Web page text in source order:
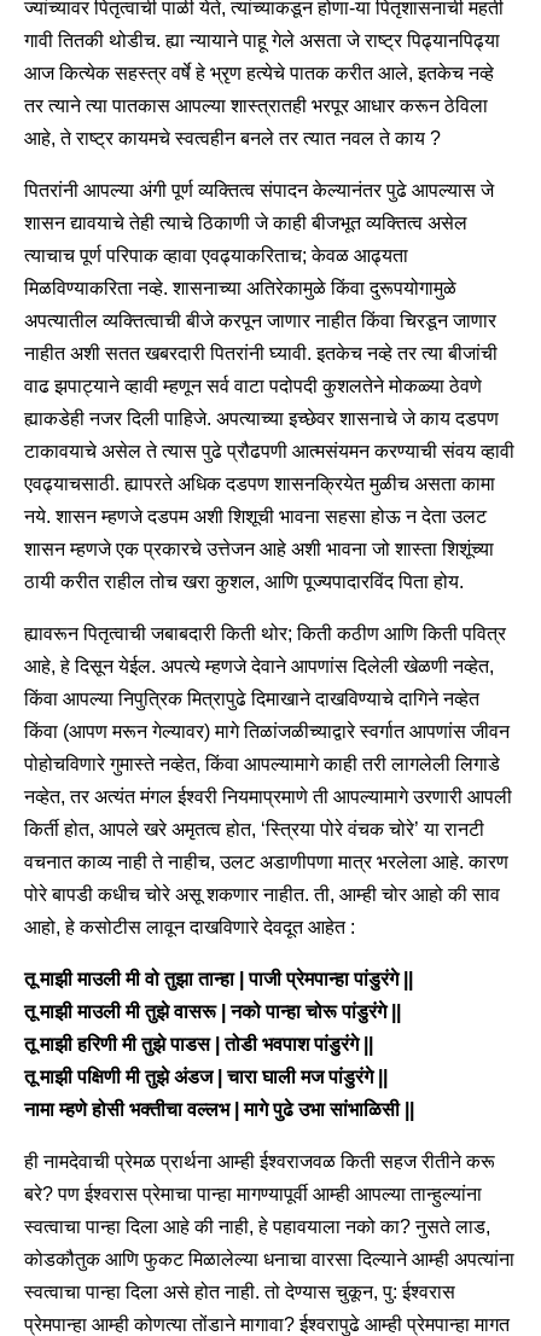
ज्यांच्यावर पितृत्वाची पाळी येते, त्यांच्याकडून होणा-या पितृशासनाची महती
गावी तितकी थोडीच. ह्या न्यायाने पाहू गेले असता जे राष्ट्र पिढ्यानपिढ्या
आज कित्येक सहस्त्र वर्षे हे भ्रृण हत्येचे पातक करीत आले, इतकेच नव्हे
तर त्याने त्या पातकास आपल्या शास्त्रातही भरपूर आधार करून ठेविला
आहे, ते राष्ट्र कायमचे स्वत्वहीन बनले तर त्यात नवल ते काय ?
पितरांनी आपल्या अंगी पूर्ण व्यक्तित्व संपादन केल्यानंतर पुढे आपल्यास जे
शासन द्यावयाचे तेही त्याचे ठिकाणी जे काही बीजभूत व्यक्तित्व असेल
त्याचाच पूर्ण परिपाक व्हावा एवढ्याकरिताच; केवळ आढ्यता
मिळविण्याकरिता नव्हे. शासनाच्या अतिरेकामुळे किंवा दुरूपयोगामुळे
अपत्यातील व्यक्तित्वाची बीजे करपून जाणार नाहीत किंवा चिरडून जाणार
नाहीत अशी सतत खबरदारी पितरांनी घ्यावी. इतकेच नव्हे तर त्या बीजांची
वाढ झपाट्याने व्हावी म्हणून सर्व वाटा पदोपदी कुशलतेने मोकळ्या ठेवणे
ह्याकडेही नजर दिली पाहिजे. अपत्याच्या इच्छेवर शासनाचे जे काय दडपण
टाकावयाचे असेल ते त्यास पुढे प्रौढपणी आत्मसंयमन करण्याची संवय व्हावी
एवढ्याचसाठी. ह्यापरते अधिक दडपण शासनक्रियेत मुळीच असता कामा
नये. शासन म्हणजे दडपम अशी शिशूची भावना सहसा होऊ न देता उलट
शासन म्हणजे एक प्रकारचे उत्तेजन आहे अशी भावना जो शास्ता शिशूंच्या
ठायी करीत राहील तोच खरा कुशल, आणि पूज्यपादारविंद पिता होय.
ह्यावरून पितृत्वाची जबाबदारी किती थोर; किती कठीण आणि किती पवित्र
आहे, हे दिसून येईल. अपत्ये म्हणजे देवाने आपणांस दिलेली खेळणी नव्हेत,
किंवा आपल्या निपुत्रिक मित्रापुढे दिमाखाने दाखविण्याचे दागिने नव्हेत
किंवा (आपण मरून गेल्यावर) मागे तिळांजळीच्याद्वारे स्वर्गात आपणांस जीवन
पोहोचविणारे गुमास्ते नव्हेत, किंवा आपल्यामागे काही तरी लागलेली लिगाडे
नव्हेत, तर अत्यंत मंगल ईश्वरी नियमाप्रमाणे ती आपल्यामागे उरणारी आपली
किर्ती होत, आपले खरे अमृतत्व होत, ‘स्त्रिया पोरे वंचक चोरे’ या रानटी
वचनात काव्य नाही ते नाहीच, उलट अडाणीपणा मात्र भरलेला आहे. कारण
पोरे बापडी कधीच चोरे असू शकणार नाहीत. ती, आम्ही चोर आहो की साव
आहो, हे कसोटीस लावून दाखविणारे देवदूत आहेत :
तू माझी माउली मी वो तुझा तान्हा | पाजी प्रेमपान्हा पांडुरंगे ||
तू माझी माउली मी तुझे वासरू | नको पान्हा चोरू पांडुरंगे ||
तू माझी हरिणी मी तुझे पाडस | तोडी भवपाश पांडुरंगे ||
तू माझी पक्षिणी मी तुझे अंडज | चारा घाली मज पांडुरंगे ||
नामा म्हणे होसी भक्तीचा वल्लभ | मागे पुढे उभा सांभाळिसी ||
ही नामदेवाची प्रेमळ प्रार्थना आम्ही ईश्वराजवळ किती सहज रीतीने करू
बरे? पण ईश्वरास प्रेमाचा पान्हा मागण्यापूर्वी आम्ही आपल्या तान्हुल्यांना
स्वत्वाचा पान्हा दिला आहे की नाही, हे पहावयाला नको का? नुसते लाड,
कोडकौतुक आणि फुकट मिळालेल्या धनाचा वारसा दिल्याने आम्ही अपत्यांना
स्वत्वाचा पान्हा दिला असे होत नाही. तो देण्यास चुकून, पु: ईश्वरास
प्रेमपान्हा आम्ही कोणत्या तोंडाने मागावा? ईश्वरापुढे आम्ही प्रेमपान्हा मागत